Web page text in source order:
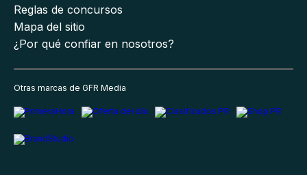
Reglas de concursos
Mapa del sitio
¿Por qué confiar en nosotros?
Otras marcas de GFR Media